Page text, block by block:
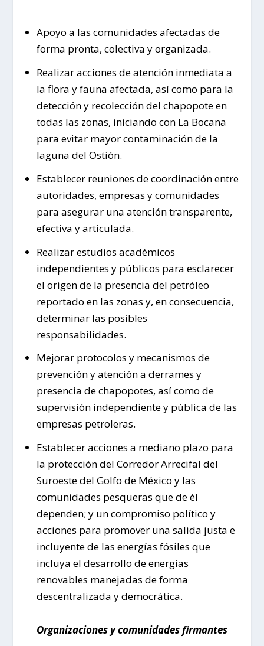
Apoyo a las comunidades afectadas de
forma pronta, colectiva y organizada.
Realizar acciones de atención inmediata a
la flora y fauna afectada, así como para la
detección y recolección del chapopote en
todas las zonas, iniciando con La Bocana
para evitar mayor contaminación de la
laguna del Ostión.
Establecer reuniones de coordinación entre
autoridades, empresas y comunidades
para asegurar una atención transparente,
efectiva y articulada.
Realizar estudios académicos
independientes y públicos para esclarecer
el origen de la presencia del petróleo
reportado en las zonas y, en consecuencia,
determinar las posibles
responsabilidades.
Mejorar protocolos y mecanismos de
prevención y atención a derrames y
presencia de chapopotes, así como de
supervisión independiente y pública de las
empresas petroleras.
Establecer acciones a mediano plazo para
la protección del Corredor Arrecifal del
Suroeste del Golfo de México y las
comunidades pesqueras que de él
dependen; y un compromiso político y
acciones para promover una salida justa e
incluyente de las energías fósiles que
incluya el desarrollo de energías
renovables manejadas de forma
descentralizada y democrática.
Organizaciones y comunidades firmantes